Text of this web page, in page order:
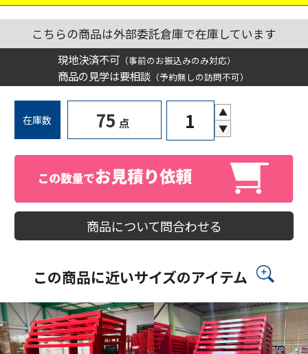
こちらの商品は外部委託倉庫で在庫しています
現地決済不可 （事前のお振込みのみ対応）
商品の見学は要相談 （予約無しの訪問不可）
在庫数 75 点
▲
▼
商品について問合わせる
この商品に近いサイズのアイテム